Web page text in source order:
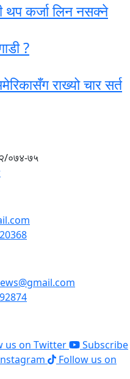
कर्जा लिन नसक्ने
?
राख्यो चार सर्त
०७४-७५
us on Twitter
Subscribe
Follow us on